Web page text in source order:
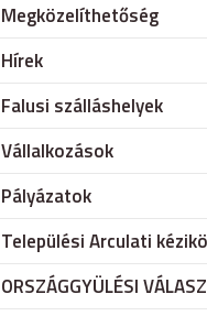
Megközelíthetőség
Hírek
Falusi szálláshelyek
Vállalkozások
Pályázatok
Települési Arculati
ORSZÁGGYÜLÉSI